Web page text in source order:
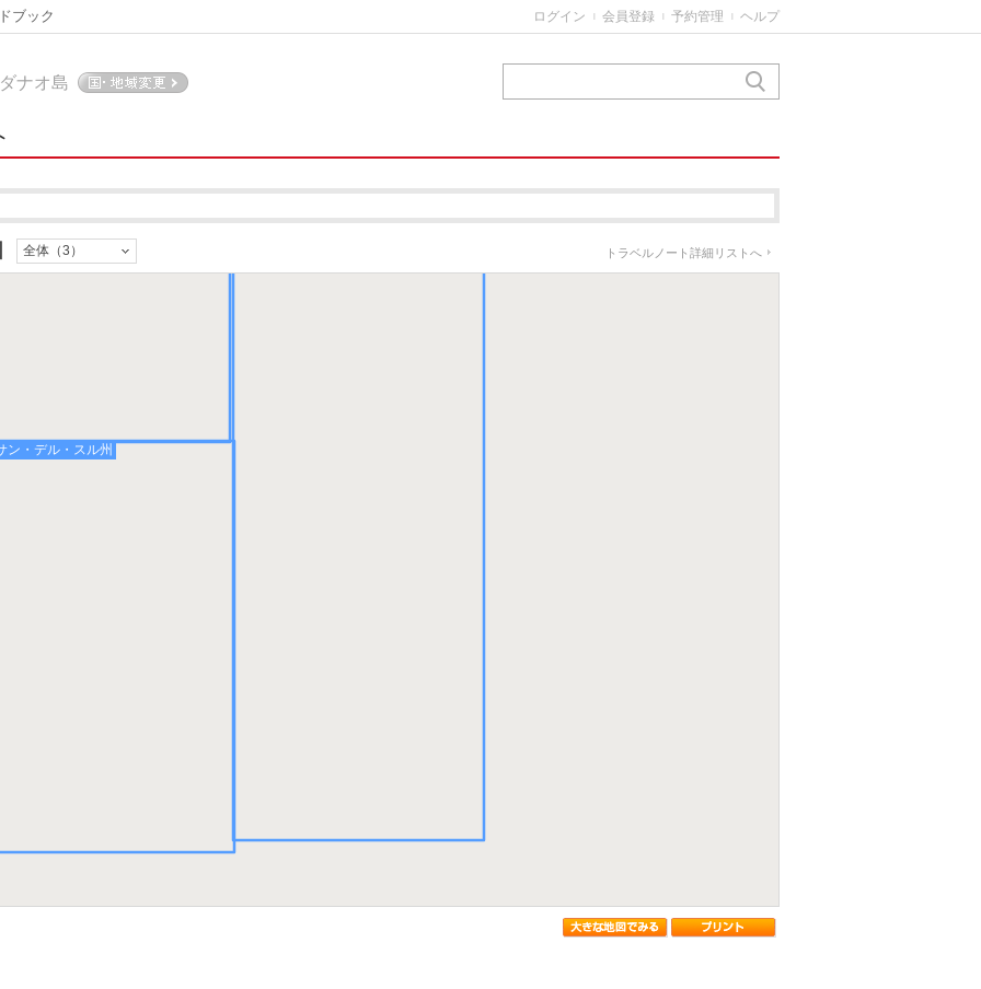
ナオ島
全体（3） トラベルノート詳細リストへ
ン・デル・ノルテ州
ン・デル・スル州
ブック ログイン 会員登録 予約管理 ヘルプ